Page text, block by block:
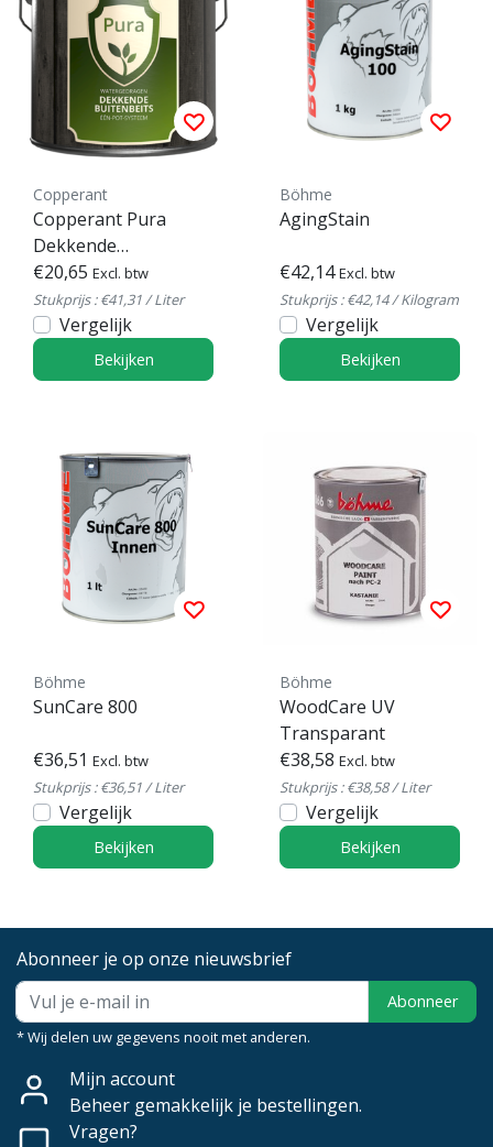
Copperant
Copperant Pura
Dekkende
Buitenbeits
€20,65 Excl. btw
Stukprijs : €41,31 / Liter
Vergelijk
Bekijken
Böhme
AgingStain
€42,14 Excl. btw
Stukprijs : €42,14 / Kilogram
Vergelijk
Bekijken
Böhme
SunCare 800
€36,51 Excl. btw
Stukprijs : €36,51 / Liter
Vergelijk
Bekijken
Böhme
WoodCare UV
Transparant
€38,58 Excl. btw
Stukprijs : €38,58 / Liter
Vergelijk
Bekijken
Abonneer je op onze nieuwsbrief
Abonneer
* Wij delen uw gegevens nooit met anderen.
Mijn account
Beheer gemakkelijk je bestellingen.
Vragen?